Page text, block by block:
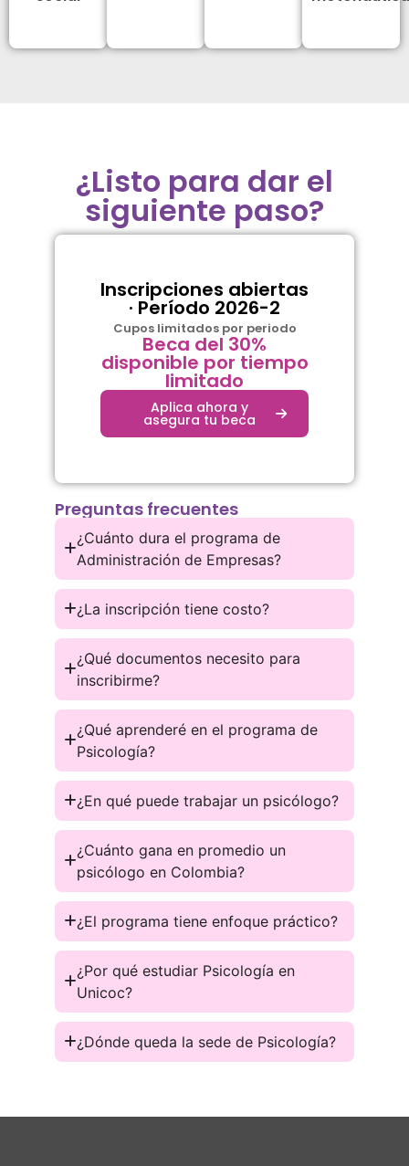
¿Listo para dar el
siguiente paso?
Inscripciones abiertas
· Período 2026-2
Cupos limitados por periodo
Beca del 30%
disponible por tiempo
limitado
Aplica ahora y
asegura tu beca
Preguntas frecuentes
¿Cuánto dura el programa de
Administración de Empresas?
¿La inscripción tiene costo?
¿Qué documentos necesito para
inscribirme?
¿Qué aprenderé en el programa de
Psicología?
¿En qué puede trabajar un psicólogo?
¿Cuánto gana en promedio un
psicólogo en Colombia?
¿El programa tiene enfoque práctico?
¿Por qué estudiar Psicología en
Unicoc?
¿Dónde queda la sede de Psicología?